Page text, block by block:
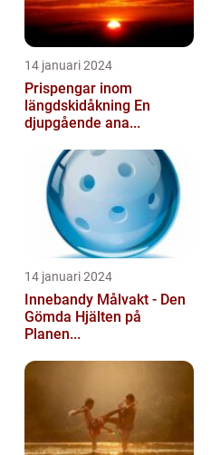
14 januari 2024
Prispengar inom
längdskidåkning En
djupgående ana...
14 januari 2024
Innebandy Målvakt - Den
Gömda Hjälten på
Planen...